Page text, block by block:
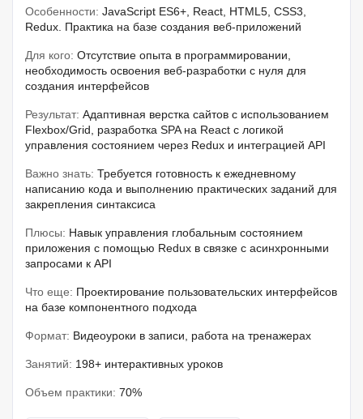
Особенности: JavaScript ES6+, React, HTML5, CSS3,
Redux. Практика на базе создания веб-приложений
Для кого: Отсутствие опыта в программировании,
необходимость освоения веб-разработки с нуля для
создания интерфейсов
Результат: Адаптивная верстка сайтов с использованием
Flexbox/Grid, разработка SPA на React с логикой
управления состоянием через Redux и интеграцией API
Важно знать: Требуется готовность к ежедневному
написанию кода и выполнению практических заданий для
закрепления синтаксиса
Плюсы: Навык управления глобальным состоянием
приложения с помощью Redux в связке с асинхронными
запросами к API
Что еще: Проектирование пользовательских интерфейсов
на базе компонентного подхода
Формат: Видеоуроки в записи, работа на тренажерах
Занятий: 198+ интерактивных уроков
Объем практики: 70%